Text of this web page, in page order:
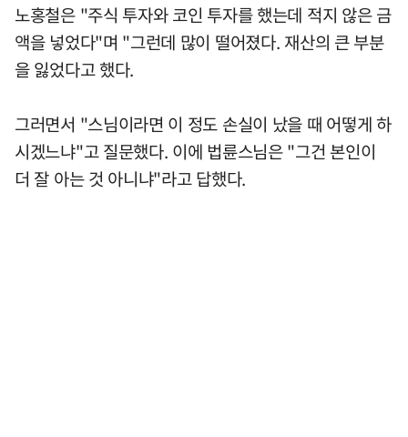
노홍철은 "주식 투자와 코인 투자를 했는데 적지 않은 금
액을 넣었다"며 "그런데 많이 떨어졌다. 재산의 큰 부분
을 잃었다고 했다.
그러면서 "스님이라면 이 정도 손실이 났을 때 어떻게 하
시겠느냐"고 질문했다. 이에 법륜스님은 "그건 본인이
더 잘 아는 것 아니냐"라고 답했다.